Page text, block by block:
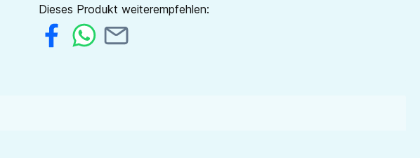
Dieses Produkt weiterempfehlen: